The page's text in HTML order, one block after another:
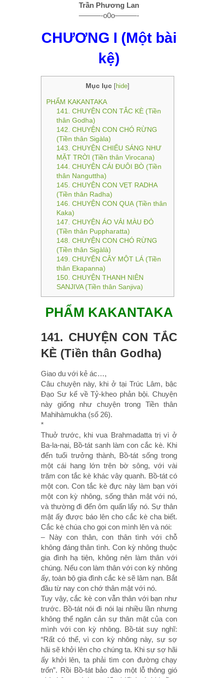
Trần Phương Lan
———-o0o———-
CHƯƠNG I (Một bài
kệ)
Mục lục [hide]
PHẨM KAKANTAKA
141. CHUYỆN CON TẮC KÈ (Tiền
thân Godha)
142. CHUYỆN CON CHÓ RỪNG
(Tiền thân Sigàla)
143. CHUYỆN CHIẾU SÁNG NHƯ
MẶT TRỜI (Tiền thân Virocana)
144. CHUYỆN CÁI ÐUÔI BÒ (Tiền
thân Nanguttha)
145. CHUYỆN CON VẸT RADHA
(Tiền thân Radha)
146. CHUYỆN CON QUẠ (Tiền thân
Kaka)
147. CHUYỆN ÁO VẢI MÀU ÐỎ
(Tiền thân Puppharatta)
148. CHUYỆN CON CHÓ RỪNG
(Tiền thân Sigàlà)
149. CHUYỆN CÂY MỘT LÁ (Tiền
thân Ekapanna)
150. CHUYỆN THANH NIÊN
SANJIVA (Tiền thân Sanjiva)
PHẨM KAKANTAKA
141. CHUYỆN CON TẮC
KÈ (Tiền thân Godha)
Giao du với kẻ ác…,
Câu chuyện này, khi ở tại Trúc Lâm, bậc
Ðạo Sư kể về Tỷ-kheo phản bội. Chuyện
này giống như chuyện trong Tiền thân
Mahihàmukha (số 26).
*
Thuở trước, khi vua Brahmadatta trị vì ở
Ba-la-nại, Bồ-tát sanh làm con cắc kè. Khi
đến tuổi trưởng thành, Bồ-tát sống trong
một cái hang lớn trên bờ sông, với vài
trăm con tắc kè khác vây quanh. Bồ-tát có
một con. Con tắc kè đực này làm bạn với
một con kỳ nhông, sống thân mật với nó,
và thường đi đến ôm quấn lấy nó. Sự thân
mật ấy được báo lên cho cắc kè cha biết.
Cắc kè chúa cho gọi con mình lên và nói:
– Này con thân, con thân tình với chỗ
không đáng thân tình. Con kỳ nhông thuộc
gia đình hạ tiện, không nên làm thân với
chúng. Nếu con làm thân với con kỳ nhông
ấy, toàn bộ gia đình cắc kè sẽ lâm nạn. Bắt
đầu từ nay con chớ thân mật với nó.
Tuy vậy, cắc kè con vẫn thân với bạn như
trước. Bồ-tát nói đi nói lại nhiều lần nhưng
không thể ngăn cản sự thân mật của con
mình với con kỳ nhông. Bồ-tát suy nghĩ:
“Rất có thể, vì con kỳ nhông này, sự sợ
hãi sẽ khởi lên cho chúng ta. Khi sự sợ hãi
ấy khởi lên, ta phải tìm con đường chạy
trốn”. Rồi Bồ-tát bảo đào một lỗ thông gió